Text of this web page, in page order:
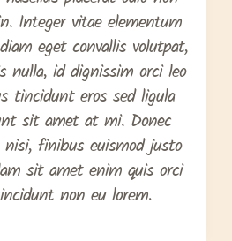
Integer vitae elementum
eget convallis volutpat,
nulla, id dignissim orci leo
tincidunt eros sed ligula
sit amet at mi. Donec
finibus euismod justo
sit amet enim quis orci
non eu lorem.